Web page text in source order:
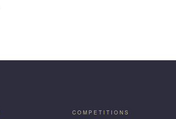
COMPETITIONS